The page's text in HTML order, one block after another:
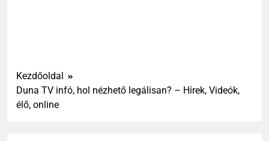
Kezdőoldal
Duna TV infó, hol nézhető legálisan? – Hírek, Videók,
élő, online